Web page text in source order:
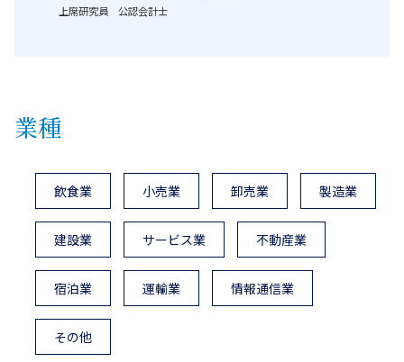
上席研究員 公認会計士
業種
飲食業 小売業 卸売業 製造業
建設業 サービス業 不動産業
宿泊業 運輸業 情報通信業
その他